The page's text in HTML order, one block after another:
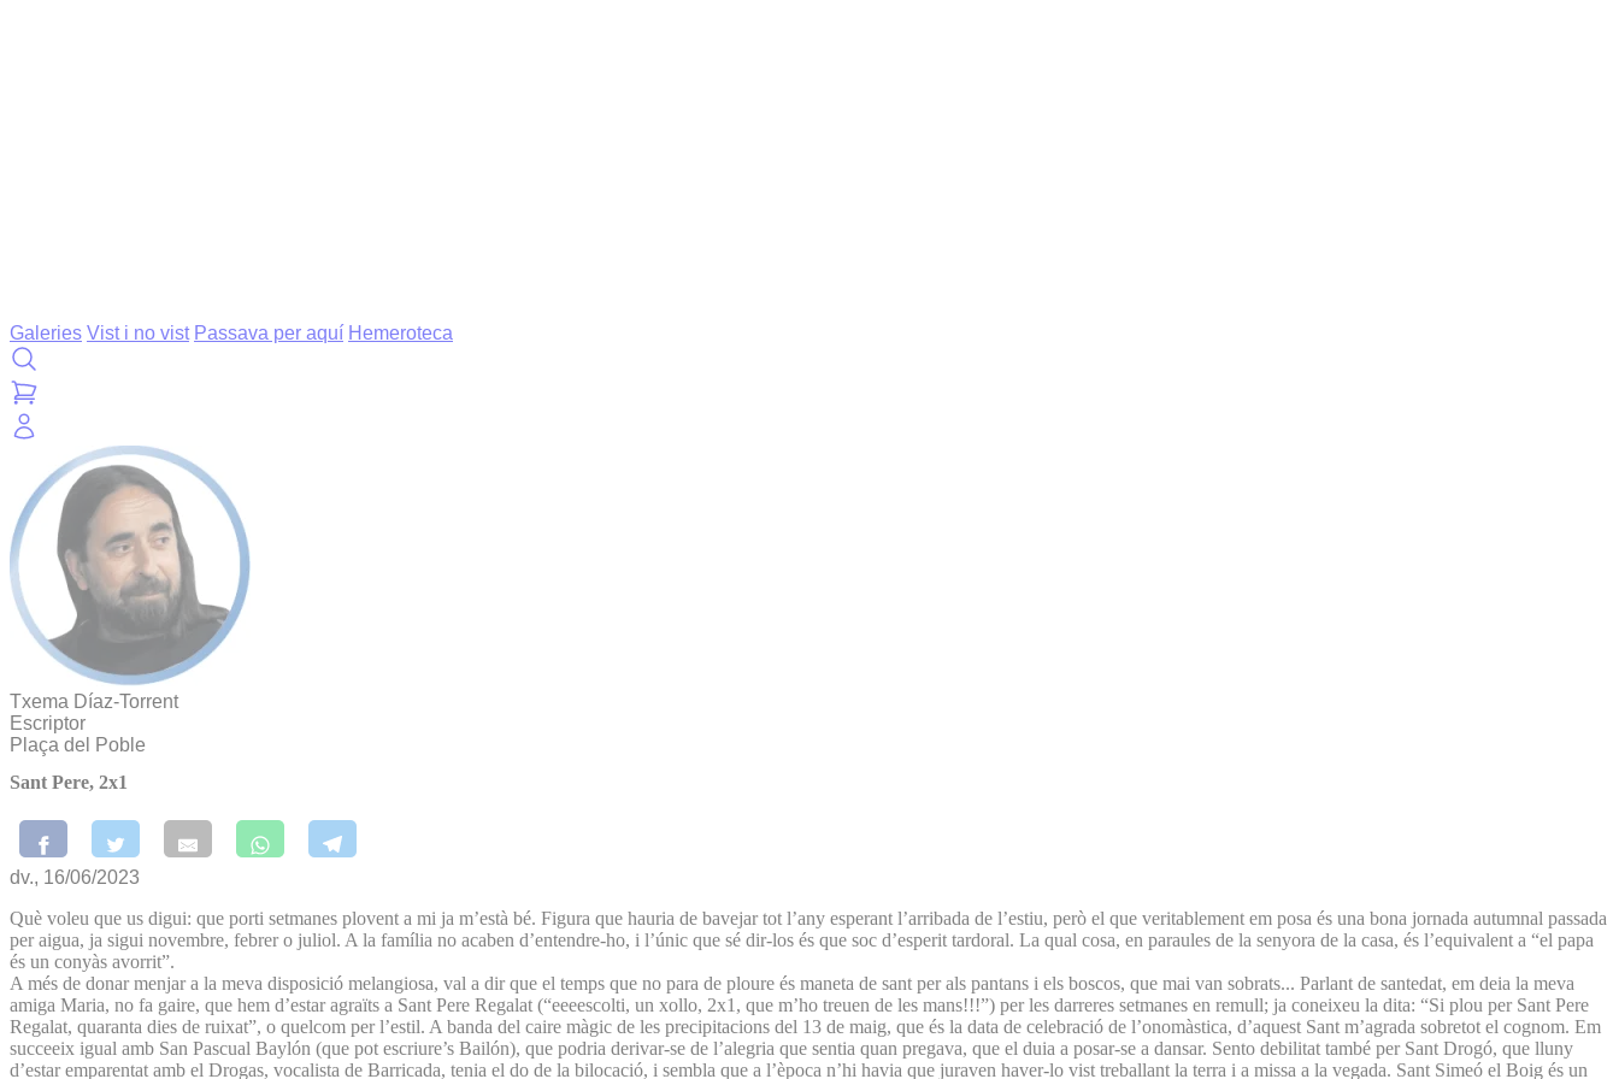
Galeries Vist i no vist Passava per aquí Hemeroteca
Txema Díaz-Torrent
Escriptor
Plaça del Poble
Sant Pere, 2x1
dv., 16/06/2023
Què voleu que us digui: que porti setmanes plovent a mi ja m’està bé. Figura que hauria de bavejar tot l’any esperant l’arribada de l’estiu, però el que veritablement em posa és una bona jornada autumnal passada
per aigua, ja sigui novembre, febrer o juliol. A la família no acaben d’entendre-ho, i l’únic que sé dir-los és que soc d’esperit tardoral. La qual cosa, en paraules de la senyora de la casa, és l’equivalent a “el papa
és un conyàs avorrit”.
A més de donar menjar a la meva disposició melangiosa, val a dir que el temps que no para de ploure és maneta de sant per als pantans i els boscos, que mai van sobrats... Parlant de santedat, em deia la meva
amiga Maria, no fa gaire, que hem d’estar agraïts a Sant Pere Regalat (“eeeescolti, un xollo, 2x1, que m’ho treuen de les mans!!!”) per les darreres setmanes en remull; ja coneixeu la dita: “Si plou per Sant Pere
Regalat, quaranta dies de ruixat”, o quelcom per l’estil. A banda del caire màgic de les precipitacions del 13 de maig, que és la data de celebració de l’onomàstica, d’aquest Sant m’agrada sobretot el cognom. Em
succeeix igual amb San Pascual Baylón (que pot escriure’s Bailón), que podria derivar-se de l’alegria que sentia quan pregava, que el duia a posar-se a dansar. Sento debilitat també per Sant Drogó, que lluny
d’estar emparentat amb el Drogas, vocalista de Barricada, tenia el do de la bilocació, i sembla que a l’època n’hi havia que juraven haver-lo vist treballant la terra i a missa a la vegada. Sant Simeó el Boig és un